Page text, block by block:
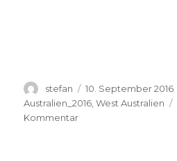
Autor
stefan
Veröffentlicht
am
10. September 2016
Australien_2016 ,West Australien
Kommentarzu